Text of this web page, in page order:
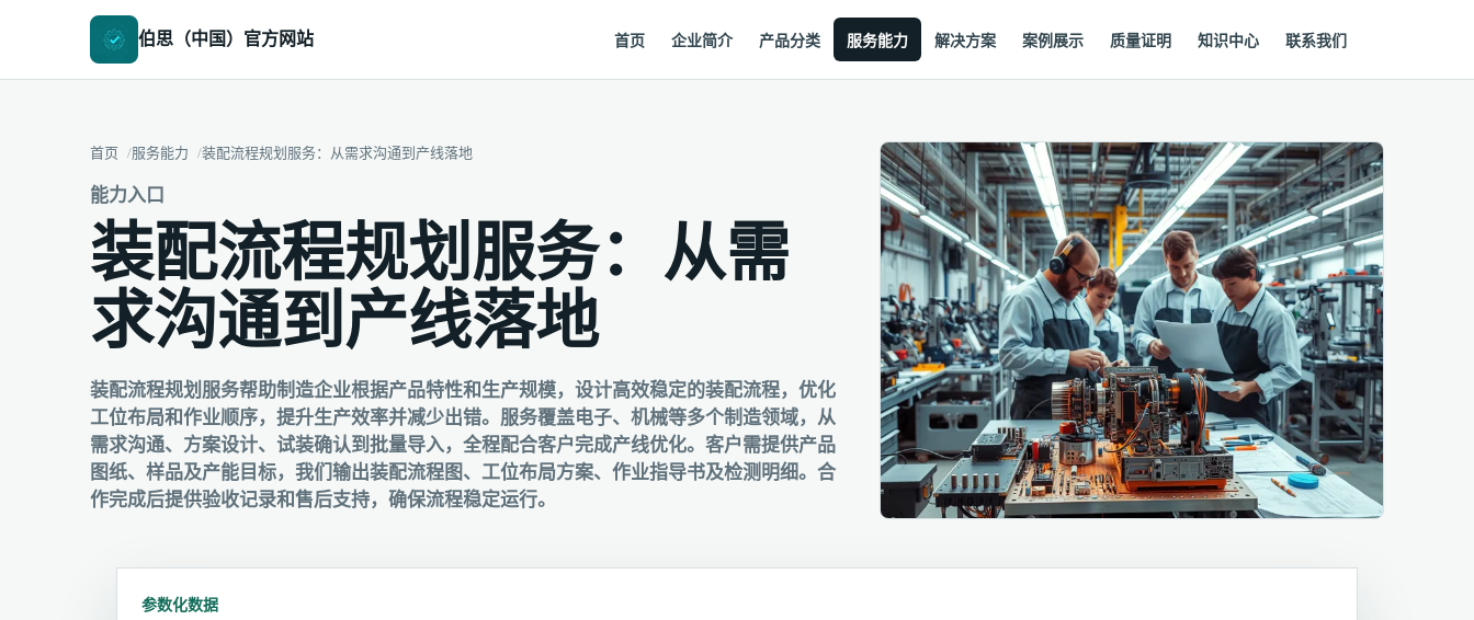
伯思（中国）官方网站 首页 企业简介 产品分类 服务能力 解决方案 案例展示 质量证明 知识中心 联系我们
首页 服务能力 装配流程规划服务：从需求沟通到产线落地
能力入口
装配流程规划服务：从需
求沟通到产线落地
装配流程规划服务帮助制造企业根据产品特性和生产规模，设计高效稳定的装配流程，优化
工位布局和作业顺序，提升生产效率并减少出错。服务覆盖电子、机械等多个制造领域，从
需求沟通、方案设计、试装确认到批量导入，全程配合客户完成产线优化。客户需提供产品
图纸、样品及产能目标，我们输出装配流程图、工位布局方案、作业指导书及检测明细。合
作完成后提供验收记录和售后支持，确保流程稳定运行。
参数化数据